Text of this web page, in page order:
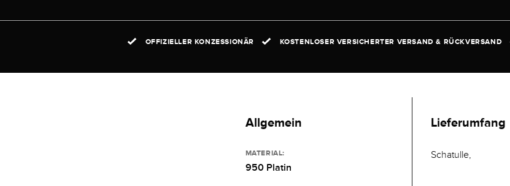
OFFIZIELLER KONZESSIONÄR KOSTENLOSER VERSICHERTER VERSAND & RÜCKVERSAND
Allgemein
MATERIAL:
950 Platin
Lieferumfang
Schatulle,